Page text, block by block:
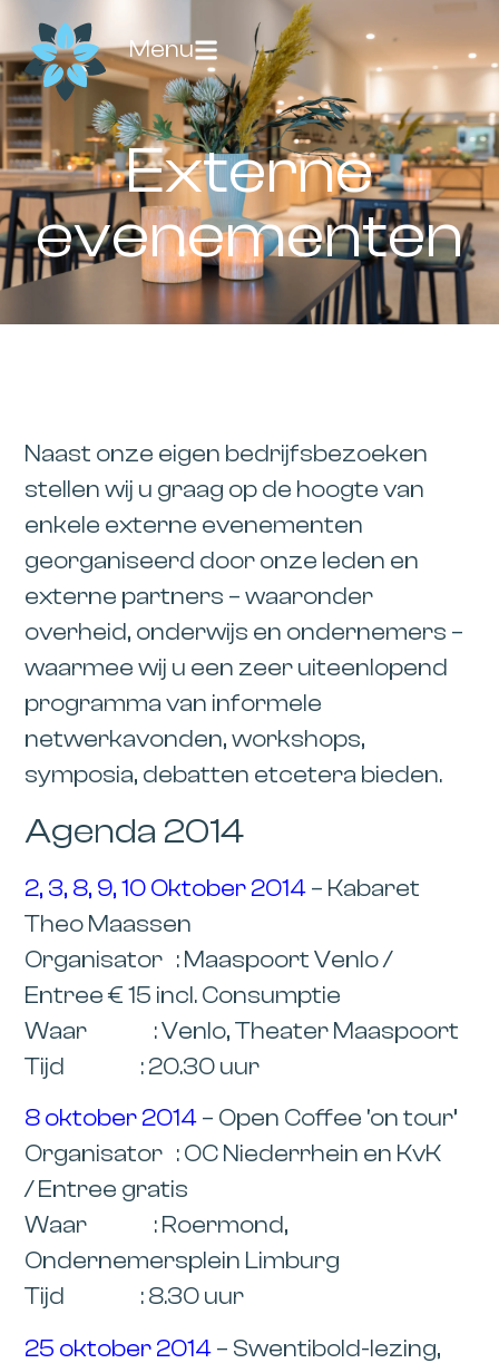
Menu
Externe
evenementen
Naast onze eigen bedrijfsbezoeken
stellen wij u graag op de hoogte van
enkele externe evenementen
georganiseerd door onze leden en
externe partners – waaronder
overheid, onderwijs en ondernemers –
waarmee wij u een zeer uiteenlopend
programma van informele
netwerkavonden, workshops,
symposia, debatten etcetera bieden.
Agenda 2014
2, 3, 8, 9, 10 Oktober 2014 – Kabaret
Theo Maassen
Organisator : Maaspoort Venlo /
Entree € 15 incl. Consumptie
Waar : Venlo, Theater Maaspoort
Tijd : 20.30 uur
8 oktober 2014 – Open Coffee ‘on tour’
Organisator : OC Niederrhein en KvK
/Entree gratis
Waar : Roermond,
Ondernemersplein Limburg
Tijd : 8.30 uur
25 oktober 2014 – Swentibold-lezing,